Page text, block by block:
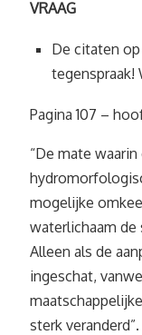
VRAAG
De citaten op
tegenspraak!
Pagina 107 –
“De mate
mogelijke
waterlichaam de
Alleen als de
ingeschat,
sterk veranderd”.